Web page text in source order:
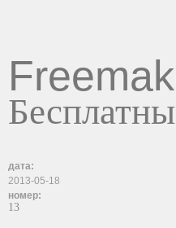
дата:
2013-05-18
номер:
13